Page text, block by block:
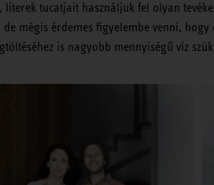
literek tucatjait használjuk fel olyan
de mégis érdemes figyelembe venni,
is nagyobb mennyiségű víz